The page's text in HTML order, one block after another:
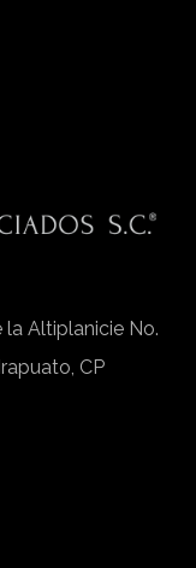
Altiplanicie No.
CP